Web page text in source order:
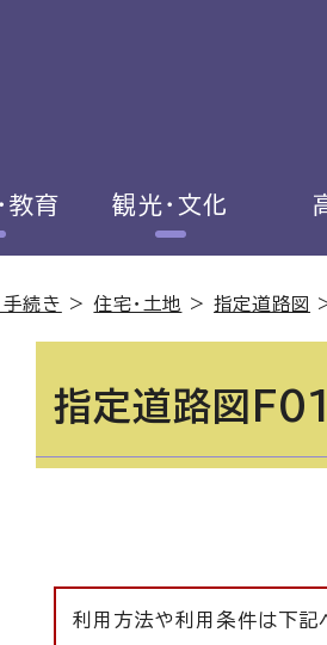
教育 観光・文化
手続き >住宅・土地 >指定道路図
指定道路図
利用方法や利用条件は下記